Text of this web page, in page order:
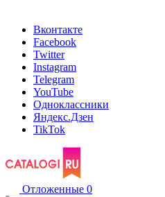
Вконтакте
Facebook
Twitter
Instagram
Telegram
YouTube
Одноклассники
Яндекс.Дзен
TikTok
Отложенные 0